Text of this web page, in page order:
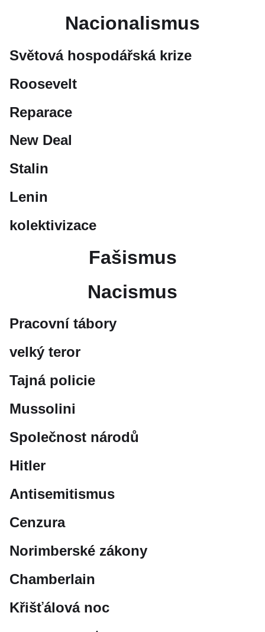
Nacionalismus
Světová hospodářská krize
Roosevelt
Reparace
New Deal
Stalin
Lenin
kolektivizace
Fašismus
Nacismus
Pracovní tábory
velký teror
Tajná policie
Mussolini
Společnost národů
Hitler
Antisemitismus
Cenzura
Norimberské zákony
Chamberlain
Křišťálová noc